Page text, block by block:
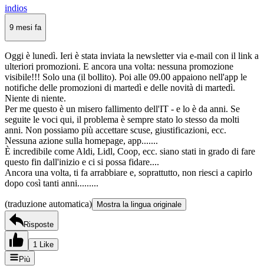
indios
9 mesi fa
Oggi è lunedì. Ieri è stata inviata la newsletter via e-mail con il link a
ulteriori promozioni. E ancora una volta: nessuna promozione
visibile!!! Solo una (il bollito). Poi alle 09.00 appaiono nell'app le
notifiche delle promozioni di martedì e delle novità di martedì.
Niente di niente.
Per me questo è un misero fallimento dell'IT - e lo è da anni. Se
seguite le voci qui, il problema è sempre stato lo stesso da molti
anni. Non possiamo più accettare scuse, giustificazioni, ecc.
Nessuna azione sulla homepage, app.......
È incredibile come Aldi, Lidl, Coop, ecc. siano stati in grado di fare
questo fin dall'inizio e ci si possa fidare....
Ancora una volta, ti fa arrabbiare e, soprattutto, non riesci a capirlo
dopo così tanti anni.........
(traduzione automatica) Mostra la lingua originale
Risposte
1 Like
Più